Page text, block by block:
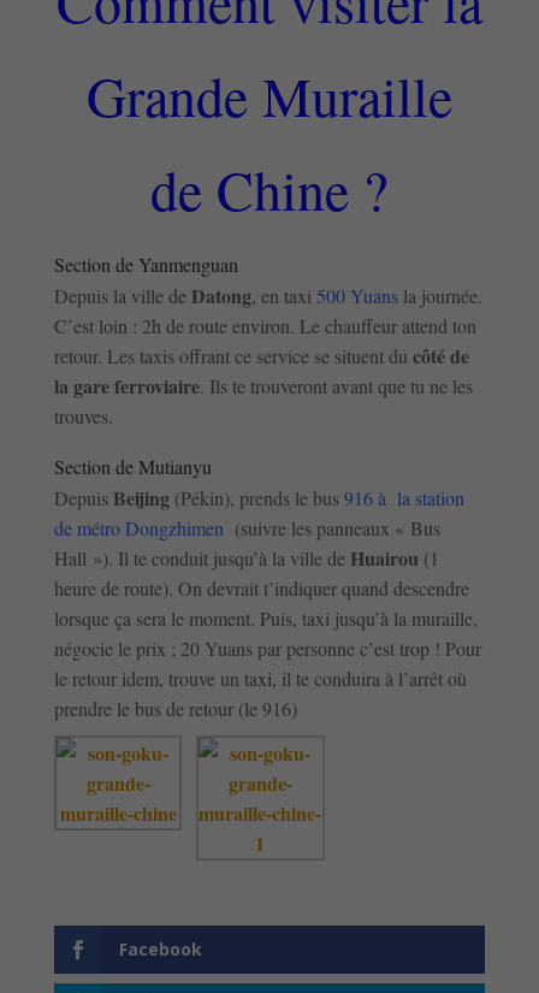
Grande Muraille
de Chine ?
Section de Yanmenguan
Depuis la ville de Datong, en taxi 500 Yuansla journée.
C’est loin : 2h de route environ. Le chauffeur attend ton
retour. Les taxis offrant ce service se situent du côté de
la gare ferroviaire. Ils te trouveront avant que tu ne les
trouves.
Section de Mutianyu
Depuis Beijing(Pékin), prends le bus916 à la station
de métro Dongzhimen (suivre les panneaux « Bus
Hall »). Il te conduit jusqu’à la ville de Huairou (1
heure de route). On devrait t’indiquer quand descendre
lorsque ça sera le moment. Puis, taxi jusqu’à la muraille,
négocie le prix ; 20 Yuans par personne c’est trop ! Pour
le retour idem, trouve un taxi, il te conduira à l’arrêt où
prendre le bus de retour (le 916)
Facebook